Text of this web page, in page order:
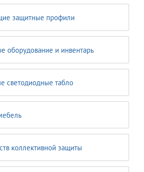
защитные профили
оборудование и инвентарь
светодиодные табло
коллективной защиты